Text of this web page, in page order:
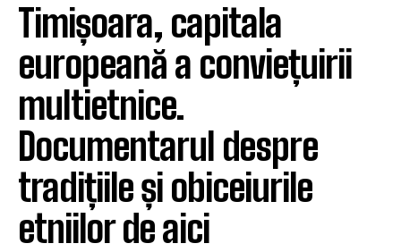
Timișoara, capitala
europeană a conviețuirii
multietnice.
Documentarul despre
tradițiile și obiceiurile
etniilor de aici